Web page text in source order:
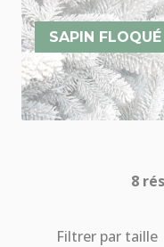
SAPIN FLOQUÉ
8
Trié
Filtrer par taille